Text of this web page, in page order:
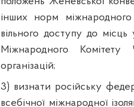
інших норм
вільного доступу до місць
Міжнародного
організацій;
3) визнати російську
всебічної міжнародної